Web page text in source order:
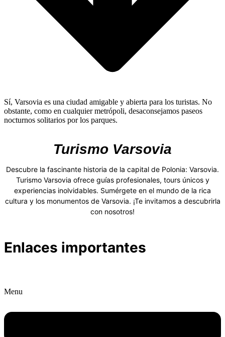
Sí, Varsovia es una ciudad amigable y abierta para los turistas. No
obstante, como en cualquier metrópoli, desaconsejamos paseos
nocturnos solitarios por los parques.
Turismo Varsovia
Descubre la fascinante historia de la capital de Polonia: Varsovia.
Turismo Varsovia ofrece guías profesionales, tours únicos y
experiencias inolvidables. Sumérgete en el mundo de la rica
cultura y los monumentos de Varsovia. ¡Te invitamos a descubrirla
con nosotros!
Enlaces importantes
Menu